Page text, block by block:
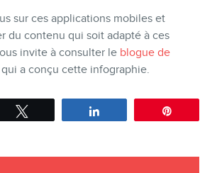
sur ces applications mobiles et
du contenu qui soit adapté à ces
invite à consulter le blogue de
qui a conçu cette infographie.